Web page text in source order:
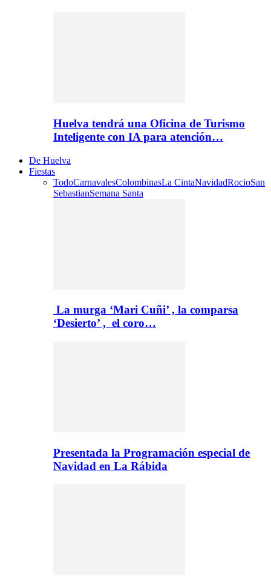
Huelva tendrá una Oficina de Turismo
Inteligente con IA para atención…
De Huelva
Fiestas
TodoCarnavalesColombinasLa CintaNavidadRocioSan
SebastianSemana Santa
La murga ‘Mari Cuñi’ , la comparsa
‘Desierto’ , el coro…
Presentada la Programación especial de
Navidad en La Rábida